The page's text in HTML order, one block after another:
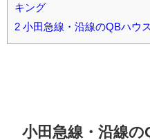
キング
2 小田急線・沿線のQBハウ
小田急線・沿線